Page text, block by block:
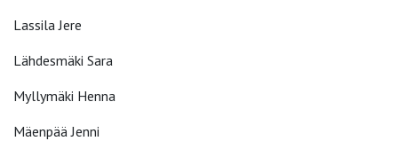
Lassila Jere
Lähdesmäki Sara
Myllymäki Henna
Mäenpää Jenni